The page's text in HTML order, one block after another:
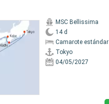
MSC Bellissima
14 d
Camarote estándar
Tokyo
04/05/2027